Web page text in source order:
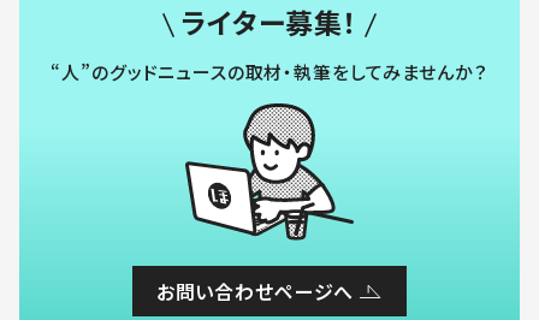
ライター募集！
“人”のグッドニュースの取材・執筆をしてみませんか？
お問い合わせページへ